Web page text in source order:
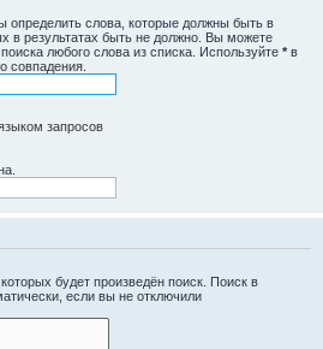
определить слова, которые должны быть в
в результатах быть не должно. Вы можете
любого слова из списка. Используйте * в
совпадения.
запросов
будет произведён поиск. Поиск в
если вы не отключили